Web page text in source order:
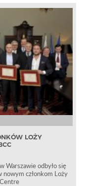
LOŻY
Warszawie odbyło się
członkom Loży